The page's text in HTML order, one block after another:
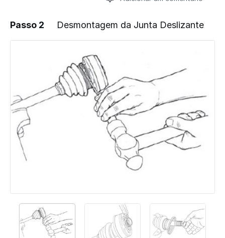
Adicionar um comentário
Passo 2 Desmontagem da Junta Deslizante